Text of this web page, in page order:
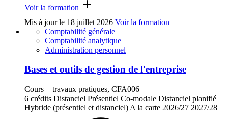
Voir la formation
Mis à jour le 18 juillet 2026 Voir la formation
Comptabilité générale
Comptabilité analytique
Administration personnel
Bases et outils de gestion de l'entreprise
Cours + travaux pratiques, CFA006
6 crédits Distanciel Présentiel Co-modale Distanciel planifié
Hybride (présentiel et distanciel) A la carte 2026/27 2027/28